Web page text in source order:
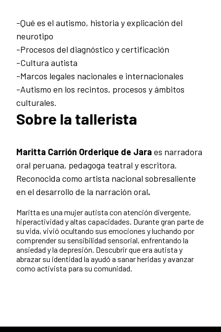
-Qué es el autismo, historia y explicación del
neurotipo
-Procesos del diagnóstico y certificación
-Cultura autista
-Marcos legales nacionales e internacionales
-Autismo en los recintos, procesos y ámbitos
culturales.
Sobre la tallerista
Maritta Carrión Orderique de Jara es narradora
oral peruana, pedagoga teatral y escritora.
Reconocida como artista nacional sobresaliente
en el desarrollo de la narración oral.
Maritta es una mujer autista con atención divergente,
hiperactividad y altas capacidades. Durante gran parte de
su vida, vivió ocultando sus emociones y luchando por
comprender su sensibilidad sensorial, enfrentando la
ansiedad y la depresión. Descubrir que era autista y
abrazar su identidad la ayudó a sanar heridas y avanzar
como activista para su comunidad.